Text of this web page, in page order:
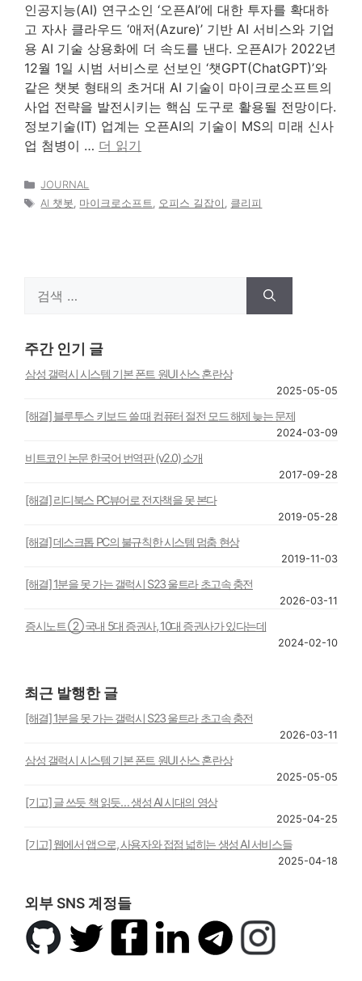
인공지능(AI) 연구소인 ‘오픈AI’에 대한 투자를 확대하
고 자사 클라우드 ‘애저(Azure)’ 기반 AI 서비스와 기업
용 AI 기술 상용화에 더 속도를 낸다. 오픈AI가 2022년
12월 1일 시범 서비스로 선보인 ‘챗GPT(ChatGPT)’와
같은 챗봇 형태의 초거대 AI 기술이 마이크로소프트의
사업 전략을 발전시키는 핵심 도구로 활용될 전망이다.
정보기술(IT) 업계는 오픈AI의 기술이 MS의 미래 신사
업 첨병이 … 더 읽기
카
테
JOURNAL
태
AI 챗봇, 마이크로소프트, 오피스 길잡이 , 클리피
주간 인기 글
삼성 갤럭시 시스템 기본 폰트 원UI 산스 혼란상
2025-05-05
[해결] 블루투스 키보드 쓸 때 컴퓨터 절전 모드 해제 늦는 문제
2024-03-09
비트코인 논문 한국어 번역판 (v2.0) 소개
2017-09-28
[해결] 리디북스 PC뷰어로 전자책을 못 본다
2019-05-28
[해결] 데스크톱 PC의 불규칙한 시스템 멈춤 현상
2019-11-03
[해결] 1분을 못 가는 갤럭시 S23 울트라 초고속 충전
2026-03-11
증시노트 ② 국내 5대 증권사, 10대 증권사가 있다는데
2024-02-10
최근 발행한 글
[해결] 1분을 못 가는 갤럭시 S23 울트라 초고속 충전
2026-03-11
삼성 갤럭시 시스템 기본 폰트 원UI 산스 혼란상
2025-05-05
[기고] 글 쓰듯 책 읽듯… 생성 AI 시대의 영상
2025-04-25
[기고] 웹에서 앱으로, 사용자와 접점 넓히는 생성 AI 서비스들
2025-04-18
외부 SNS 계정들
깃
허
트
위
페
링
텔
레
인
스